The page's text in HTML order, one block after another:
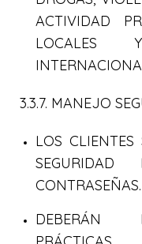
ACTIVIDAD
LOCALES
3.3.7. MANEJO
LOS
CONTRASEÑAS.
DEBERÁN